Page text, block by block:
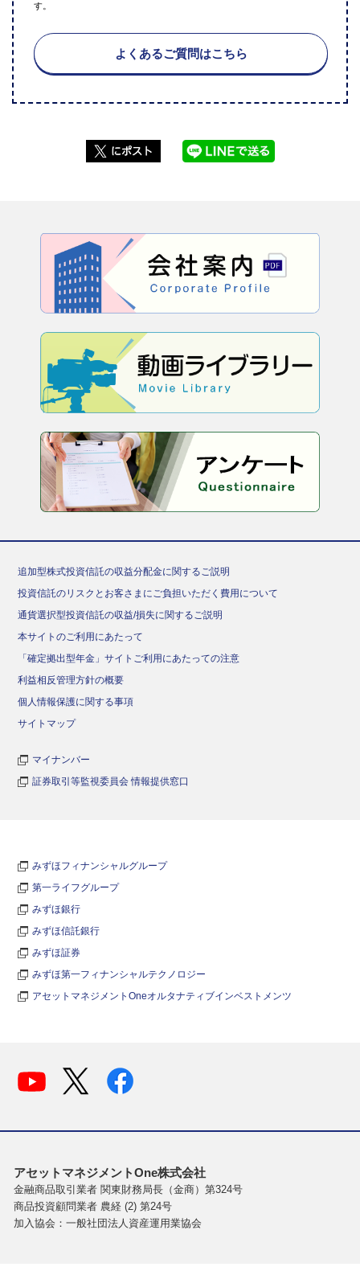
す。
よくあるご質問はこちら
追加型株式投資信託の収益分配金に関するご説明
投資信託のリスクとお客さまにご負担いただく費用について
通貨選択型投資信託の収益/損失に関するご説明
本サイトのご利用にあたって
「確定拠出型年金」サイトご利用にあたっての注意
利益相反管理方針の概要
個人情報保護に関する事項
サイトマップ
マイナンバー
証券取引等監視委員会 情報提供窓口
みずほフィナンシャルグループ
第一ライフグループ
みずほ銀行
みずほ信託銀行
みずほ証券
みずほ第一フィナンシャルテクノロジー
アセットマネジメントOneオルタナティブインベストメンツ
アセットマネジメントOne株式会社
金融商品取引業者 関東財務局長（金商）第324号
商品投資顧問業者 農経 (2) 第24号
加入協会：一般社団法人資産運用業協会